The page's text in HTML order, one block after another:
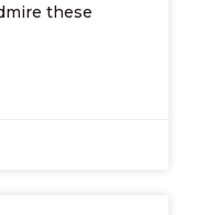
these